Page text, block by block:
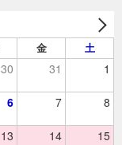
金 土
30 31 1
6 7 8
13 14 15